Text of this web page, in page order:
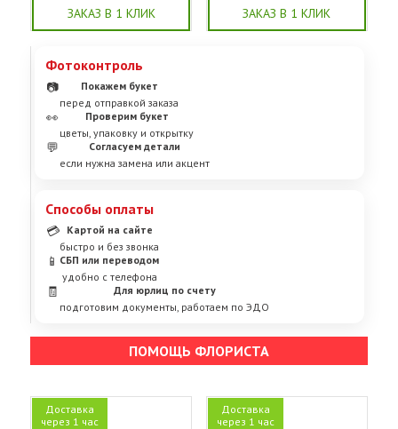
ЗАКАЗ В 1 КЛИК ЗАКАЗ В 1 КЛИК
Фотоконтроль
📷
Покажем букет
перед отправкой заказа
👀
Проверим букет
цветы, упаковку и открытку
💬
Согласуем детали
если нужна замена или акцент
Способы оплаты
💳
Картой на сайте
быстро и без звонка
📱 СБП или переводом
удобно с телефона
🧾
Для юрлиц по счету
подготовим документы, работаем по ЭДО
ПОМОЩЬ ФЛОРИСТА
Доставка
через 1 час
Доставка
через 1 час